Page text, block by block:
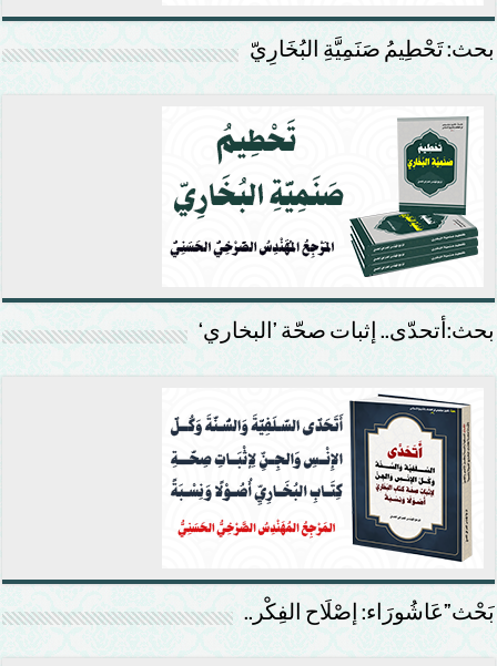
بحث: تَحْطِيمُ صَنَمِيَّةِ البُخَارِيّ
بحث:أتحدّى.. إثبات صحّة ’البخاري‘
بَحْث”عَاشُورَاء: إصْلَاح الفِكْر..